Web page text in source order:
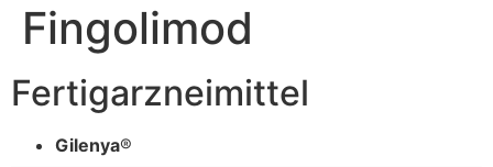
Fingolimod
Fertigarzneimittel
Gilenya®